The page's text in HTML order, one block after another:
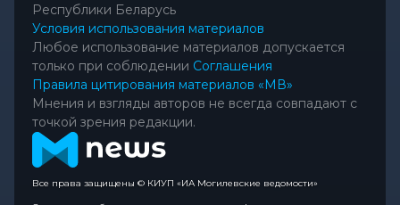
Республики Беларусь
Условия использования материалов
Любое использование материалов допускается
только при соблюдении Соглашения
Правила цитирования материалов «МВ»
Мнения и взгляды авторов не всегда совпадают с
точкой зрения редакции.
Все права защищены © КИУП «ИА Могилевские ведомости»